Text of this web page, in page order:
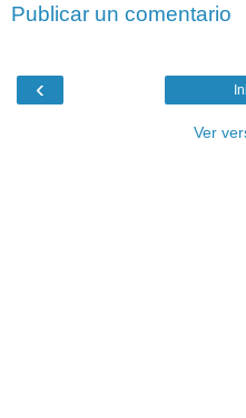
Publicar un comentario
‹
Ver